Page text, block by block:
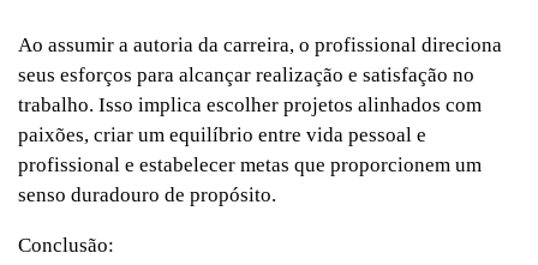
Ao assumir a autoria da carreira, o profissional direciona
seus esforços para alcançar realização e satisfação no
trabalho. Isso implica escolher projetos alinhados com
paixões, criar um equilíbrio entre vida pessoal e
profissional e estabelecer metas que proporcionem um
senso duradouro de propósito.
Conclusão: